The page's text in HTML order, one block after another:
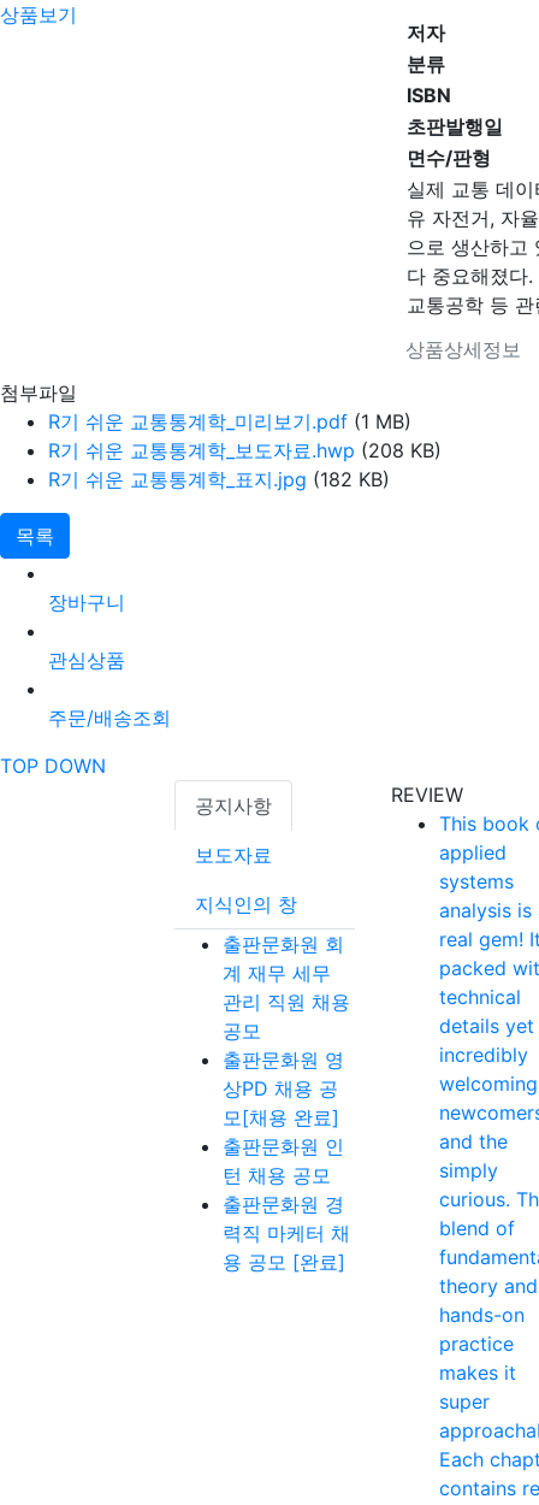
상품보기
상품상세정보
저자
분류
ISBN
초판발행일
면수/판형
실제 교통 데
유 자전거, 자
으로 생산하고
다 중요해졌다
교통공학 등
첨부파일
R기 쉬운 교통통계학_미리보기.pdf (1 MB)
R기 쉬운 교통통계학_보도자료.hwp (208 KB)
R기 쉬운 교통통계학_표지.jpg (182 KB)
목록
장바구니
관심상품
주문/배송조회
TOP DOWN
공지사항
보도자료
지식인의 창
출판문화원 회
계 재무 세무
관리 직원 채용
공모
출판문화원 영
상PD 채용 공
모[채용 완료]
출판문화원 인
턴 채용 공모
출판문화원 경
력직 마케터 채
용 공모 [완료]
REVIEW
This book
applied
systems
analysis is
real gem!
packed
technical
details yet
incredibly
and the
simply
curious.
blend of
theory and
hands-on
practice
makes it
super
Each
contains